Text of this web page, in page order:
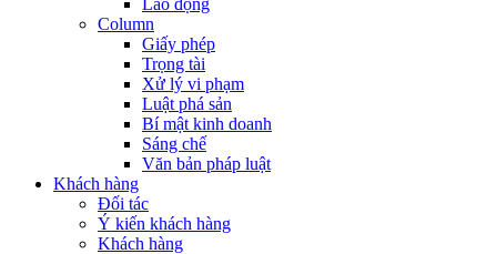
Lao động
Column
Giấy phép
Trọng tài
Xử lý vi phạm
Luật phá sản
Bí mật kinh doanh
Sáng chế
Văn bản pháp luật
Khách hàng
Đối tác
Ý kiến khách hàng
Khách hàng